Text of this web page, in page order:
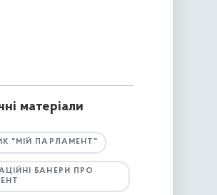
матеріали
"МІЙ ПАРЛАМЕНТ"
БАНЕРИ ПРО